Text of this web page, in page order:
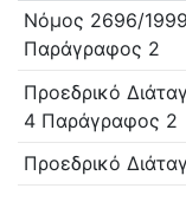
Νόμος 2696/1999
Παράγραφος 2
Προεδρικό
4 Παράγραφος 2
Προεδρικό